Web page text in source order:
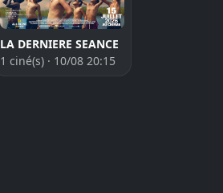
LA DERNIERE SEANCE
1 ciné(s) · 10/08 20:15